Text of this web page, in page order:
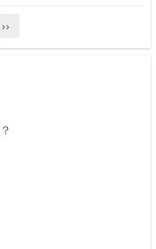
››